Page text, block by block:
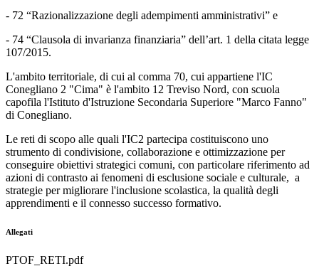
- 72 “Razionalizzazione degli adempimenti amministrativi” e
- 74 “Clausola di invarianza finanziaria” dell’art. 1 della citata legge
107/2015.
L'ambito territoriale, di cui al comma 70, cui appartiene l'IC
Conegliano 2 "Cima" è l'ambito 12 Treviso Nord, con scuola
capofila l'Istituto d'Istruzione Secondaria Superiore "Marco Fanno"
di Conegliano.
Le reti di scopo alle quali l'IC2 partecipa costituiscono uno
strumento di condivisione, collaborazione e ottimizzazione per
conseguire obiettivi strategici comuni, con particolare riferimento ad
azioni di contrasto ai fenomeni di esclusione sociale e culturale, a
strategie per migliorare l'inclusione scolastica, la qualità degli
apprendimenti e il connesso successo formativo.
Allegati
PTOF_RETI.pdf